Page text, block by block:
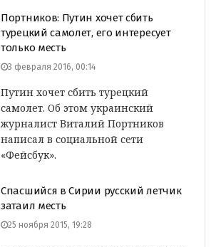
Портников: Путин хочет сбить
турецкий самолет, его интересует
только месть
3 февраля 2016, 00:14
Путин хочет сбить турецкий
самолет. Об этом украинский
журналист Виталий Портников
написал в социальной сети
«Фейсбук».
Спасшийся в Сирии русский летчик
затаил месть
25 ноября 2015, 19:28